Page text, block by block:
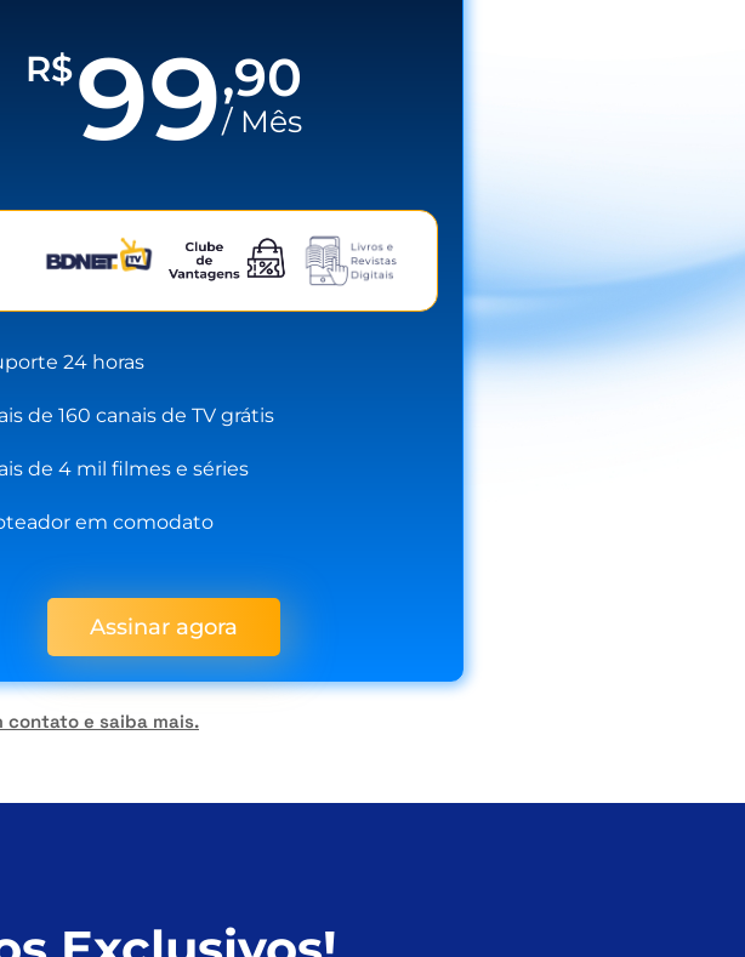
R$99,90
/ Mês
24 horas
de 160 canais de TV grátis
de 4 mil filmes e séries
em comodato
Assinar agora
e saiba mais.